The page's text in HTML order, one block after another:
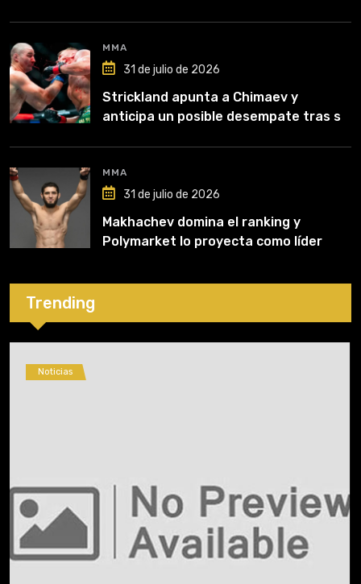
MMA
31 de julio de 2026
Strickland apunta a Chimaev y
anticipa un posible desempate tras su
MMA
31 de julio de 2026
Makhachev domina el ranking y
Polymarket lo proyecta como líder
Trending
Noticias